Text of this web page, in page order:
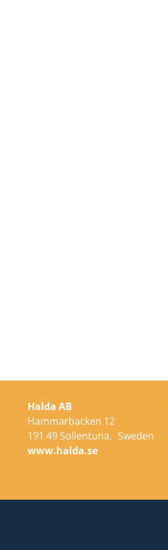
Halda AB
Hammarbacken 12
191 49 Sollentuna, Sweden
www.halda.se